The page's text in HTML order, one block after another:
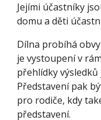
Jejími účastníky
domu a děti
Dílna probíhá
je vystoupení v
přehlídky
Představení pak
pro rodiče, kdy
představení.